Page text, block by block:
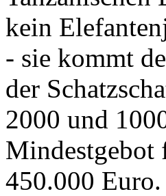
kein
- sie kommt
der
2000 und
Mindestgebot
450.000 Euro.